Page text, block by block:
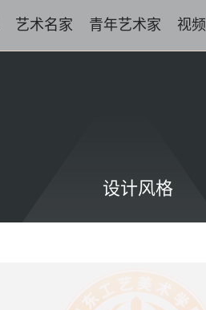
艺术名家 青年艺术家 视频
设计风格